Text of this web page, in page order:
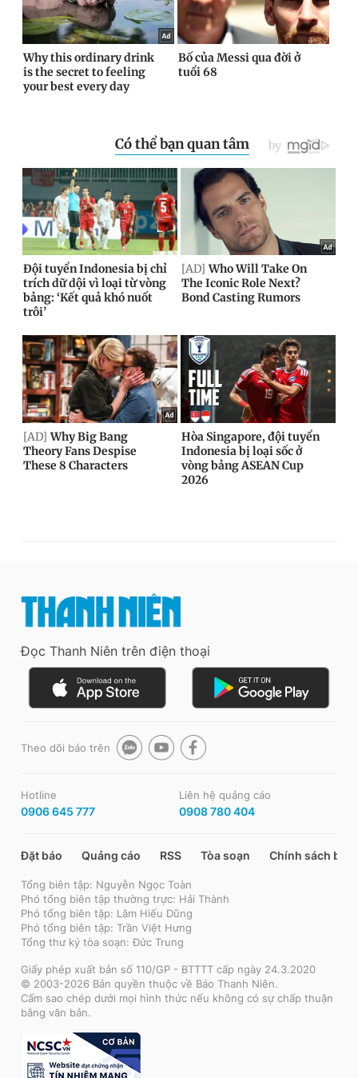
Đọc Thanh Niên trên điện thoại
Theo dõi báo trên
Hotline
0906 645 777
Liên hệ quảng cáo
0908 780 404
Đặt báo Quảng cáo RSS Tòa soạn Chính sách bảo
Tổng biên tập: Nguyễn Ngọc Toàn
Phó tổng biên tập thường trực: Hải Thành
Phó tổng biên tập: Lâm Hiếu Dũng
Phó tổng biên tập: Trần Việt Hưng
Tổng thư ký tòa soạn: Đức Trung
Giấy phép xuất bản số 110/GP - BTTTT cấp ngày 24.3.2020
© 2003-2026 Bản quyền thuộc về Báo Thanh Niên.
Cấm sao chép dưới mọi hình thức nếu không có sự chấp thuận
bằng văn bản.